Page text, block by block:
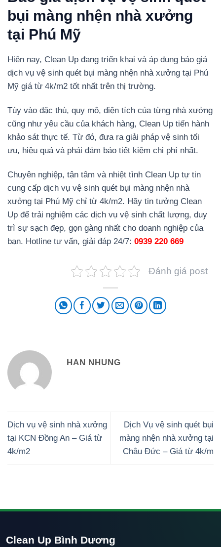
bụi màng nhện nhà xưởng
tại Phú Mỹ
Hiện nay, Clean Up đang triển khai và áp dụng báo giá
dịch vụ vệ sinh quét bụi màng nhện nhà xưởng tại Phú
Mỹ giá từ 4k/m2 tốt nhất trên thị trường.
Tùy vào đặc thù, quy mô, diện tích của từng nhà xưởng
cũng như yêu cầu của khách hàng, Clean Up tiến hành
khảo sát thực tế. Từ đó, đưa ra giải pháp vệ sinh tối
ưu, hiệu quả và phải đảm bảo tiết kiệm chi phí nhất.
Chuyên nghiệp, tận tâm và nhiệt tình Clean Up tự tin
cung cấp dịch vụ vệ sinh quét bụi màng nhện nhà
xưởng tại Phú Mỹ chỉ từ 4k/m2. Hãy tin tưởng Clean
Up để trải nghiệm các dịch vụ vệ sinh chất lượng, duy
trì sự sạch đẹp, gọn gàng nhất cho doanh nghiệp của
bạn. Hotline tư vấn, giải đáp 24/7: 0939 220 669
Đánh giá post
HAN NHUNG
Dịch vụ vệ sinh nhà xưởng
tại KCN Đồng An – Giá từ
4k/m2
Dịch Vụ vệ sinh quét bụi
màng nhện nhà xưởng tại
Châu Đức – Giá từ 4k/m
Clean Up Bình Dương